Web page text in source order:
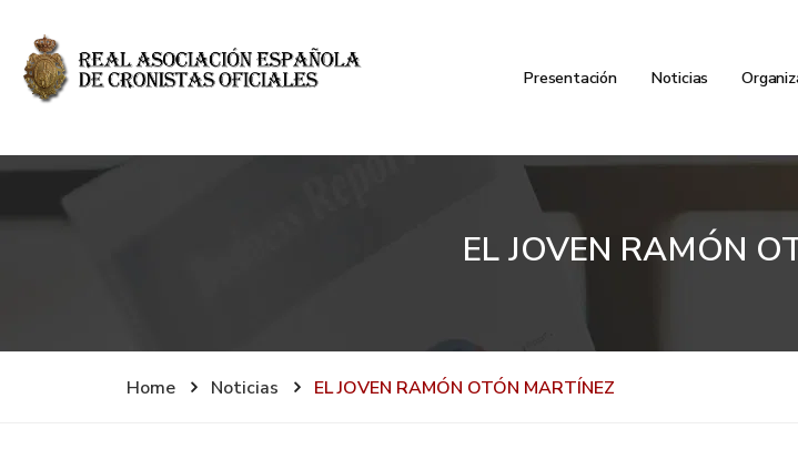
Presentación Noticias
EL JOVEN RAMÓN
Home Noticias EL JOVEN RAMÓN OTÓN MARTÍNEZ